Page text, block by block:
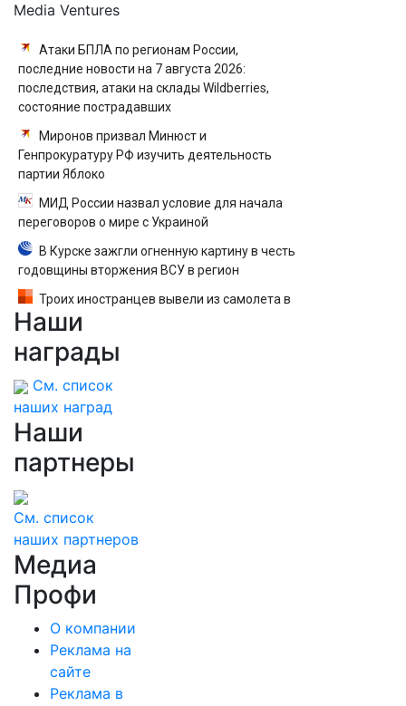
Media Ventures
Атаки БПЛА по регионам России,
последние новости на 7 августа 2026:
последствия, атаки на склады Wildberries,
состояние пострадавших
Миронов призвал Минюст и
Генпрокуратуру РФ изучить деятельность
партии Яблоко
МИД России назвал условие для начала
переговоров о мире с Украиной
В Курске зажгли огненную картину в честь
годовщины вторжения ВСУ в регион
Троих иностранцев вывели из самолета в
Екатеринбурге после кражи денег у
Наши
награды
См. список
наших наград
Наши
партнеры
См. список
наших партнеров
Медиа
Профи
О компании
Реклама на
сайте
Реклама в